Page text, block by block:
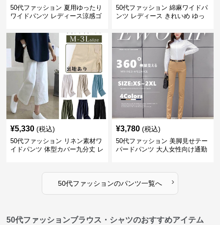
50代ファッション 夏用ゆったり
ワイドパンツ レディース涼感ゴ
50代ファッション 綿麻ワイドパ
ンツ レディース きれいめ ゆっ
¥5,330 (税込)
50代ファッション リネン素材ワ
イドパンツ 体型カバー九分丈 レ
¥3,780 (税込)
50代ファッション 美脚見せテー
パードパンツ 大人女性向け通勤
50代ファッションのパンツ一覧へ ›
50代ファッションブラウス・シャツのおすすめアイテム